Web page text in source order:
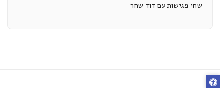
שתי פגישות עם דוד שחר